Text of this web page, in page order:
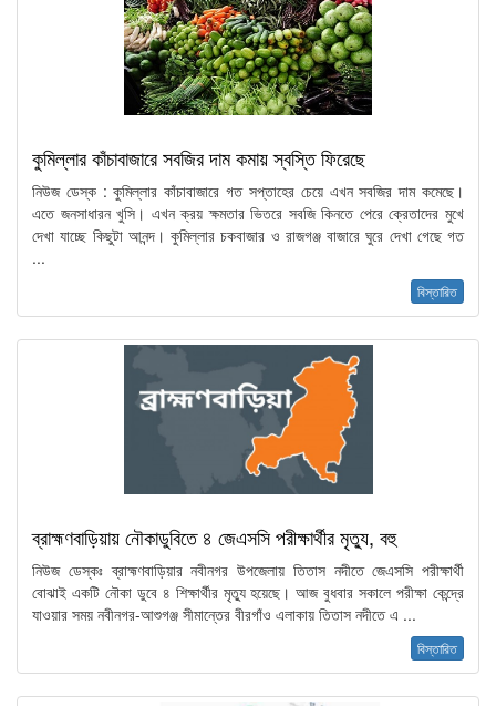
কুমিল্লার কাঁচাবাজারে সবজির দাম কমায় স্বস্তি ফিরেছে
নিউজ ডেস্ক : কুমিল্লার কাঁচাবাজারে গত সপ্তাহের চেয়ে এখন সবজির দাম কমেছে।
এতে জনসাধারন খুসি। এখন ক্রয় ক্ষমতার ভিতরে সবজি কিনতে পেরে ক্রেতাদের মুখে
দেখা যাচ্ছে কিছুটা আনন্দ। কুমিল্লার চকবাজার ও রাজগঞ্জ বাজারে ঘুরে দেখা গেছে গত
...
বিস্তারিত
ব্রাহ্মণবাড়িয়ায় নৌকাডুবিতে ৪ জেএসসি পরীক্ষার্থীর মৃত্যু, বহু
নিউজ ডেস্কঃ ব্রাহ্মণবাড়িয়ার নবীনগর উপজেলায় তিতাস নদীতে জেএসসি পরীক্ষার্থী
বোঝাই একটি নৌকা ডুবে ৪ শিক্ষার্থীর মৃত্যু হয়েছে। আজ বুধবার সকালে পরীক্ষা কেন্দ্রে
যাওয়ার সময় নবীনগর-আশুগঞ্জ সীমান্তের বীরগাঁও এলাকায় তিতাস নদীতে এ ...
বিস্তারিত